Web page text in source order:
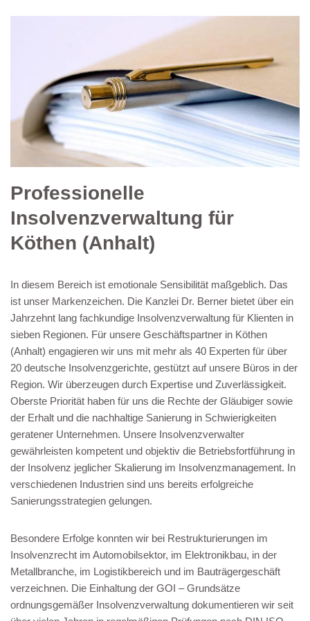
Professionelle
Insolvenzverwaltung für
Köthen (Anhalt)
In diesem Bereich ist emotionale Sensibilität maßgeblich. Das
ist unser Markenzeichen. Die Kanzlei Dr. Berner bietet über ein
Jahrzehnt lang fachkundige Insolvenzverwaltung für Klienten in
sieben Regionen. Für unsere Geschäftspartner in Köthen
(Anhalt) engagieren wir uns mit mehr als 40 Experten für über
20 deutsche Insolvenzgerichte, gestützt auf unsere Büros in der
Region. Wir überzeugen durch Expertise und Zuverlässigkeit.
Oberste Priorität haben für uns die Rechte der Gläubiger sowie
der Erhalt und die nachhaltige Sanierung in Schwierigkeiten
geratener Unternehmen. Unsere Insolvenzverwalter
gewährleisten kompetent und objektiv die Betriebsfortführung in
der Insolvenz jeglicher Skalierung im Insolvenzmanagement. In
verschiedenen Industrien sind uns bereits erfolgreiche
Sanierungsstrategien gelungen.
Besondere Erfolge konnten wir bei Restrukturierungen im
Insolvenzrecht im Automobilsektor, im Elektronikbau, in der
Metallbranche, im Logistikbereich und im Bauträgergeschäft
verzeichnen. Die Einhaltung der GOI – Grundsätze
ordnungsgemäßer Insolvenzverwaltung dokumentieren wir seit